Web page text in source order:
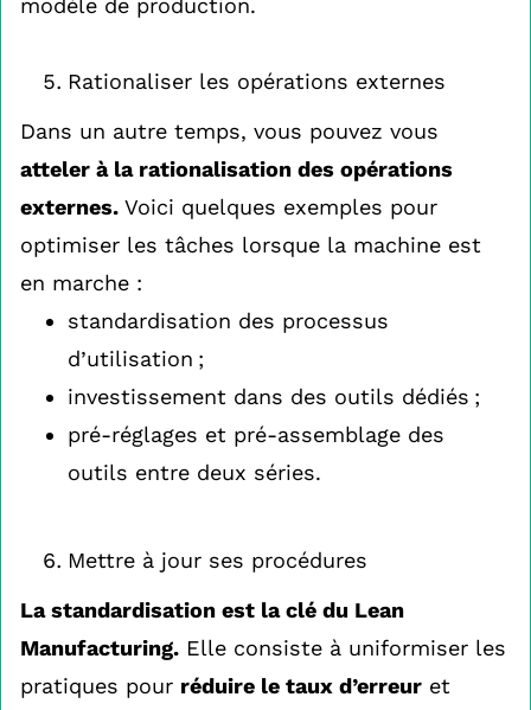
modèle de production.
Rationaliser les opérations externes
Dans un autre temps, vous pouvez vous
atteler à la rationalisation des opérations
externes. Voici quelques exemples pour
optimiser les tâches lorsque la machine est
en marche :
standardisation des processus
d’utilisation ;
investissement dans des outils dédiés ;
pré-réglages et pré-assemblage des
outils entre deux séries.
Mettre à jour ses procédures
La standardisation est la clé du Lean
Manufacturing. Elle consiste à uniformiser les
pratiques pour réduire le taux d’erreur et